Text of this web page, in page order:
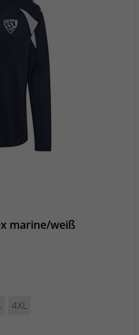
marine/weiß
4XL